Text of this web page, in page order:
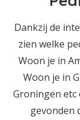
Dankzij de
zien welke
Woon je in
Woon je in
Groningen etc
gevonden